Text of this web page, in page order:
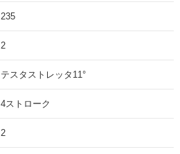
235
2
テスタストレッタ11°
4ストローク
2